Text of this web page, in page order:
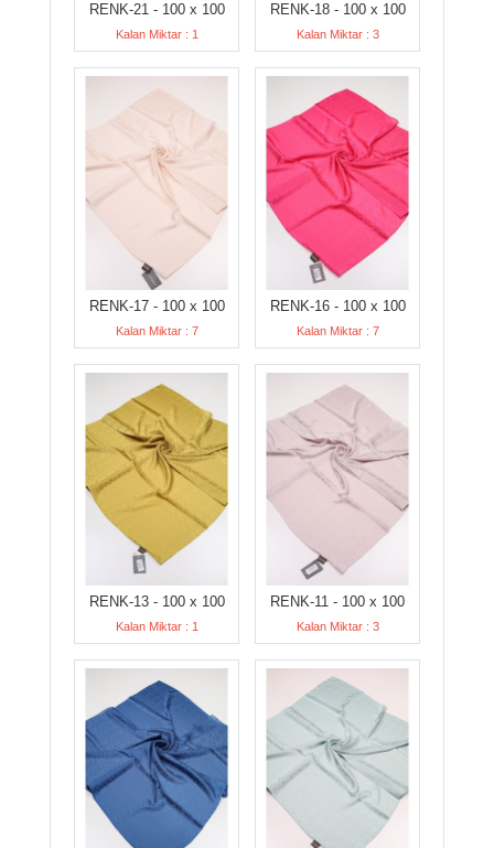
RENK-21 - 100 x 100
Kalan Miktar : 1
RENK-18 - 100 x 100
Kalan Miktar : 3
RENK-17 - 100 x 100
Kalan Miktar : 7
RENK-16 - 100 x 100
Kalan Miktar : 7
RENK-13 - 100 x 100
Kalan Miktar : 1
RENK-11 - 100 x 100
Kalan Miktar : 3